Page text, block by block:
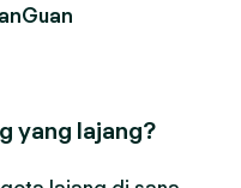
yang lajang?